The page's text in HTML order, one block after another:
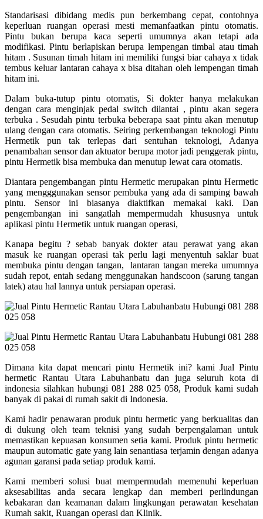
Standarisasi dibidang medis pun berkembang cepat, contohnya
keperluan ruangan operasi mesti memanfaatkan pintu otomatis.
Pintu bukan berupa kaca seperti umumnya akan tetapi ada
modifikasi. Pintu berlapiskan berupa lempengan timbal atau timah
hitam . Susunan timah hitam ini memiliki fungsi biar cahaya x tidak
tembus keluar lantaran cahaya x bisa ditahan oleh lempengan timah
hitam ini.
Dalam buka-tutup pintu otomatis, Si dokter hanya melakukan
dengan cara menginjak pedal switch dilantai , pintu akan segera
terbuka . Sesudah pintu terbuka beberapa saat pintu akan menutup
ulang dengan cara otomatis. Seiring perkembangan teknologi Pintu
Hermetik pun tak terlepas dari sentuhan teknologi, Adanya
penambahan sensor dan aktuator berupa motor jadi penggerak pintu,
pintu Hermetik bisa membuka dan menutup lewat cara otomatis.
Diantara pengembangan pintu Hermetic merupakan pintu Hermetic
yang mengggunakan sensor pembuka yang ada di samping bawah
pintu. Sensor ini biasanya diaktifkan memakai kaki. Dan
pengembangan ini sangatlah mempermudah khususnya untuk
aplikasi pintu Hermetik untuk ruangan operasi,
Kanapa begitu ? sebab banyak dokter atau perawat yang akan
masuk ke ruangan operasi tak perlu lagi menyentuh saklar buat
membuka pintu dengan tangan, lantaran tangan mereka umumnya
sudah repot, entah sedang menggunakan handscoon (sarung tangan
latek) atau hal lannya untuk persiapan operasi.
Dimana kita dapat mencari pintu Hermetik ini? kami Jual Pintu
hermetic Rantau Utara Labuhanbatu dan juga seluruh kota di
indonesia silahkan hubungi 081 288 025 058, Produk kami sudah
banyak di pakai di rumah sakit di Indonesia.
Kami hadir penawaran produk pintu hermetic yang berkualitas dan
di dukung oleh team teknisi yang sudah berpengalaman untuk
memastikan kepuasan konsumen setia kami. Produk pintu hermetic
maupun automatic gate yang lain senantiasa terjamin dengan adanya
agunan garansi pada setiap produk kami.
Kami memberi solusi buat mempermudah memenuhi keperluan
aksesabilitas anda secara lengkap dan memberi perlindungan
kebakaran dan keamanan dalam lingkungan perawatan kesehatan
Rumah sakit, Ruangan operasi dan Klinik.